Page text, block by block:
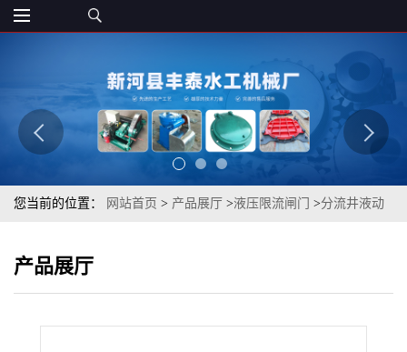
您当前的位置： 网站首页 > 产品展厅 >液压限流闸门 >分流井液动
产品展厅